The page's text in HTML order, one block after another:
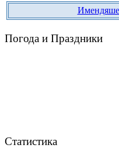
Погода и Праздники
Статистика